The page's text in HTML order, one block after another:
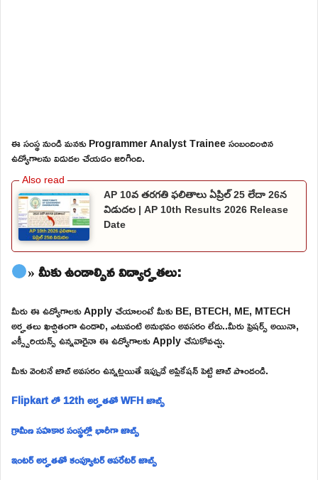
ఈ సంస్థ నుండి మనకు Programmer Analyst Trainee సంబందించిన
ఉద్యోగాలను విడుదల చేయడం జరిగింది.
AP 10వ తరగతి ఫలితాలు ఏప్రిల్ 25 లేదా 26న
విడుదల | AP 10th Results 2026 Release
Date
» మీకు ఉండాల్సిన విద్యార్హతలు:
మీరు ఈ ఉద్యోగాలకు Apply చేయాలంటే మీకు BE, BTECH, ME, MTECH
అర్హతలు ఖచ్చితంగా ఉండాలి, ఎటువంటి అనుభవం అవసరం లేదు..మీరు ఫ్రెషర్స్ అయినా,
ఎక్స్పీరియన్స్ ఉన్నవారైనా ఈ ఉద్యోగాలకు Apply చేసుకోవచ్చు.
మీకు వెంటనే జాబ్ అవసరం ఉన్నట్లయితే ఇప్పుడే అప్లికేషన్ పెట్టి జాబ్ పొందండి.
Flipkart లో 12th అర్హతతో WFH జాబ్స్
గ్రామీణ సహకార సంస్థల్లో భారీగా జాబ్స్
ఇంటర్ అర్హతతో కంప్యూటర్ ఆపరేటర్ జాబ్స్